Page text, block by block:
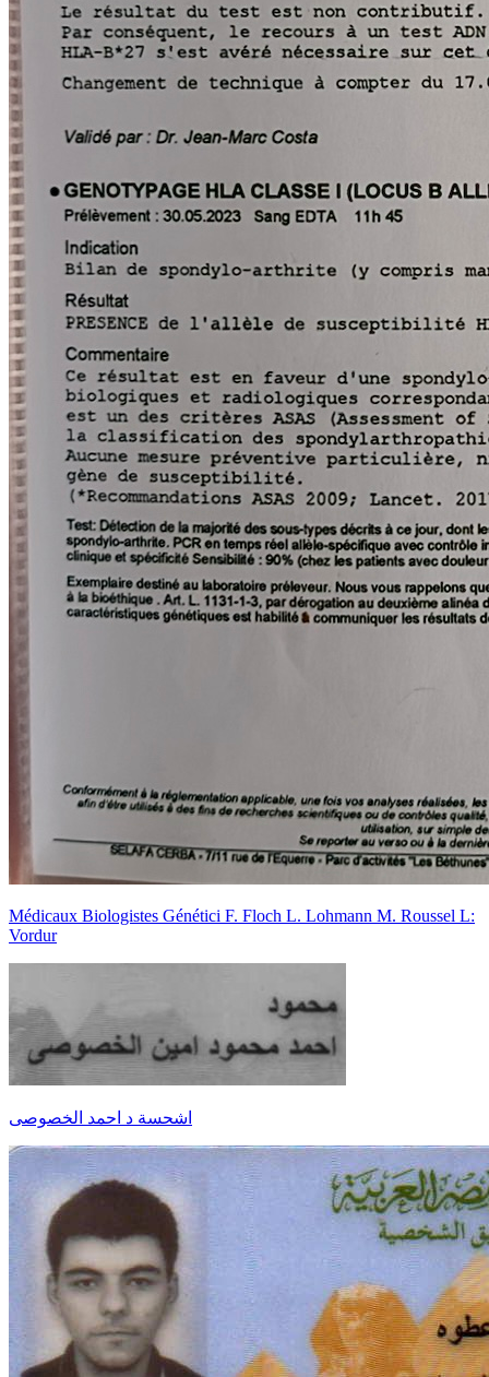
Médicaux Biologistes Génétici F. Floch L. Lohmann M. Roussel L:
Vordur
اشحسة د احمد الخصوصى